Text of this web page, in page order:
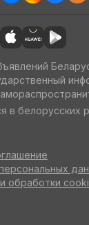
в белорусских
обработки